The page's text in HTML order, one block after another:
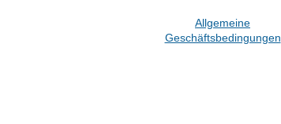
Allgemeine
Geschäftsbedingungen